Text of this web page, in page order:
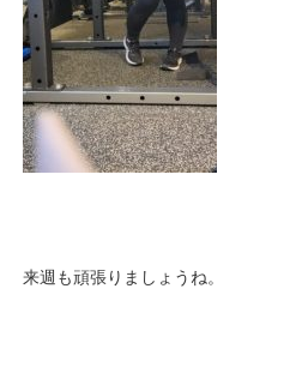
来週も頑張りましょうね。